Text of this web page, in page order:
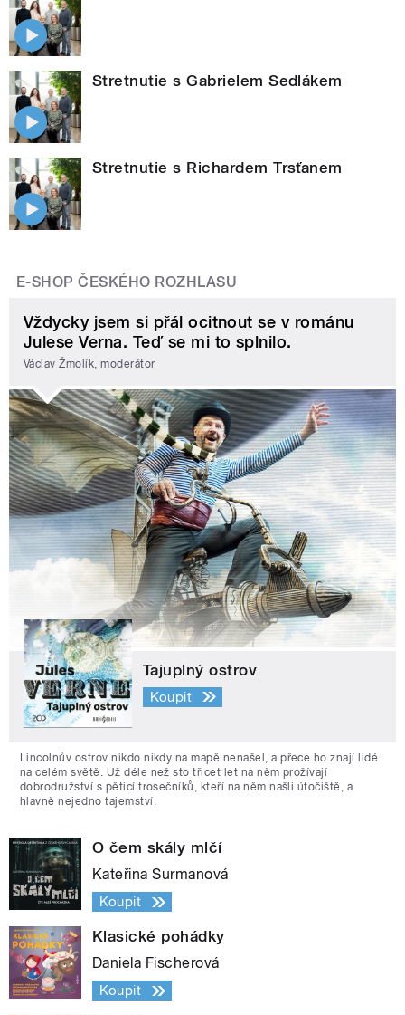
Stretnutie s Gabrielem Sedlákem
Stretnutie s Richardem Trsťanem
E-SHOP ČESKÉHO ROZHLASU
Vždycky jsem si přál ocitnout se v románu
Julese Verna. Teď se mi to splnilo.
Václav Žmolík, moderátor
Tajuplný ostrov
Koupit
Lincolnův ostrov nikdo nikdy na mapě nenašel, a přece ho znají lidé
na celém světě. Už déle než sto třicet let na něm prožívají
dobrodružství s pěticí trosečníků, kteří na něm našli útočiště, a
hlavně nejedno tajemství.
O čem skály mlčí
Kateřina Surmanová
Koupit
Klasické pohádky
Daniela Fischerová
Koupit